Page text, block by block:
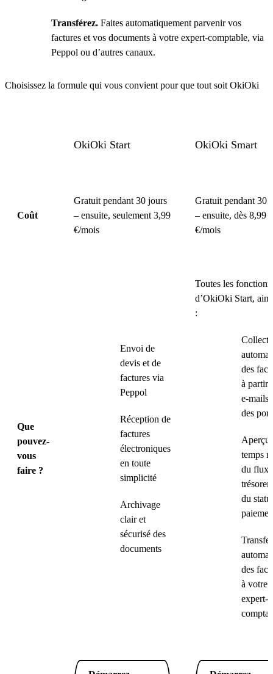
Transférez. Faites automatiquement parvenir vos
factures et vos documents à votre expert-comptable, via
Peppol ou d’autres canaux.
Choisissez la formule qui vous convient pour que tout soit OkiOki
OkiOki Start OkiOki Smart
Coût
Gratuit pendant 30 jours
– ensuite, seulement 3,99
€/mois
Gratuit pendant 30
– ensuite, dès 8,99
€/mois
Que
pouvez-
vous
faire ?
Envoi de
devis et de
factures via
Peppol
Réception de
factures
électroniques
en toute
simplicité
Archivage
clair et
sécurisé des
documents
Toutes les
d’OkiOki Start,
:
Collecte
des
à partir
e-mails
des
Aperçu
temps
du flux
du
des
à votre
expert-